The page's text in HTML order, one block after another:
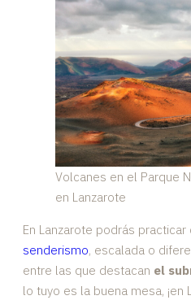
Volcanes en el Parque
en Lanzarote
En Lanzarote podrás
senderismo, escalada o
entre las que destacan el
lo tuyo es la buena mesa, ¡en